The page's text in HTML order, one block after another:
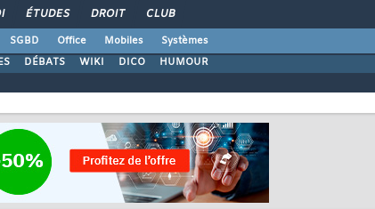
ÉTUDES DROIT CLUB
SGBD Office Mobiles
Systèmes
DÉBATS WIKI DICO HUMOUR